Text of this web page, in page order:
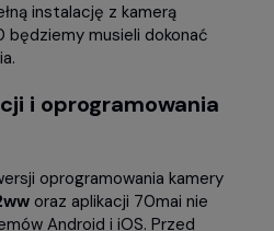
instalację z kamerą
będziemy musieli dokonać
i oprogramowania
oprogramowania kamery
oraz aplikacji 70mai nie
Android i iOS. Przed